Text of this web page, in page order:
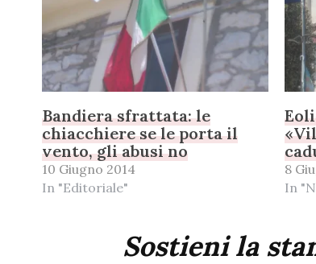
Bandiera sfrattata: le
chiacchiere se le porta il
vento, gli abusi no
10 Giugno 2014
In "Editoriale"
8
In
Sostieni la